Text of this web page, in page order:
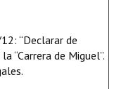
“Declarar de
“Carrera de Miguel”.